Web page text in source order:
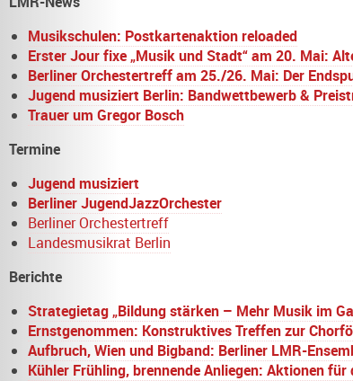
Musikschulen: Postkartenaktion reloaded
Erster Jour fixe „Musik und Stadt“ am 20. Mai:
Berliner Orchestertreff am 25./26. Mai: Der
Jugend musiziert Berlin: Bandwettbewerb &
Trauer um Gregor Bosch
Termine
Jugend musiziert
Berliner JugendJazzOrchester
Berliner Orchestertreff
Landesmusikrat Berlin
Berichte
Strategietag „Bildung stärken – Mehr Musik im
Ernstgenommen: Konstruktives Treffen zur
Aufbruch, Wien und Bigband: Berliner LMR-
Kühler Frühling, brennende Anliegen: Aktionen